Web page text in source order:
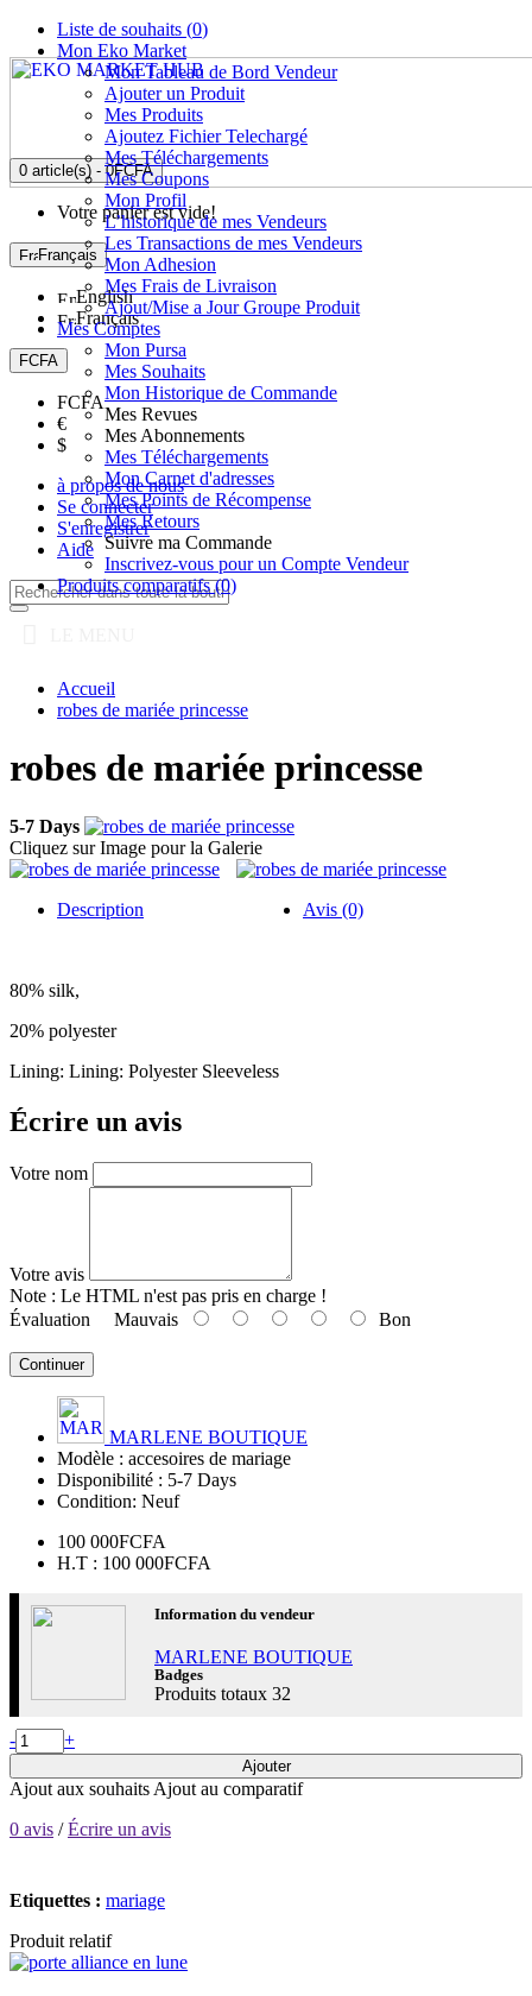
Liste de souhaits (0)
Mon Eko Market
Mon Tableau de Bord Vendeur
Ajouter un Produit
Mes Produits
Ajoutez Fichier Telechargé
Mes Téléchargements
Mes Coupons
Mon Profil
L’historique de mes Vendeurs
Les Transactions de mes Vendeurs
Mon Adhesion
Mes Frais de Livraison
Ajout/Mise a Jour Groupe Produit
Mes Comptes
Mon Pursa
Mes Souhaits
Mon Historique de Commande
Mes Revues
Mes Abonnements
Mes Téléchargements
Mon Carnet d'adresses
Mes Points de Récompense
Mes Retours
Suivre ma Commande
Inscrivez-vous pour un Compte Vendeur
Produits comparatifs (0)
0 article(s) - 0FCFA
Votre panier est vide!
Français
English
Français
FCFA
FCFA
€
$
à propos de nous
Se connecter
S'enregistrer
Aide
Accueil
robes de mariée princesse
robes de mariée princesse
5-7 Days
Cliquez sur Image pour la Galerie
Description Avis (0)
80% silk,
20% polyester
Lining: Lining: Polyester Sleeveless
Écrire un avis
Votre nom
Votre avis
Note : Le HTML n'est pas pris en charge !
Évaluation Mauvais Bon
Continuer
MARLENE BOUTIQUE
Modèle : accesoires de mariage
Disponibilité : 5-7 Days
Condition: Neuf
100 000FCFA
H.T : 100 000FCFA
Information du vendeur
MARLENE BOUTIQUE
Badges
Produits totaux 32
- +
Ajouter
Ajout aux souhaits Ajout au comparatif
0 avis /Écrire un avis
Etiquettes : mariage
Produit relatif